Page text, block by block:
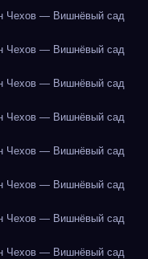
Чехов — Вишнёвый сад
Чехов — Вишнёвый сад
Чехов — Вишнёвый сад
Чехов — Вишнёвый сад
Чехов — Вишнёвый сад
Чехов — Вишнёвый сад
Чехов — Вишнёвый сад
Чехов — Вишнёвый сад